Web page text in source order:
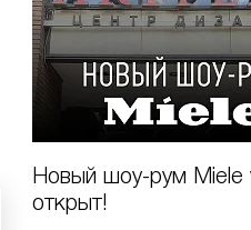
Новый шоу-рум Miele
открыт!